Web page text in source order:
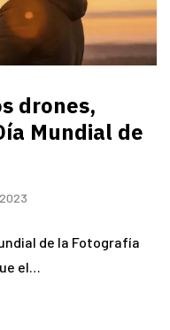
drones,
Mundial de
de la Fotografía
el…